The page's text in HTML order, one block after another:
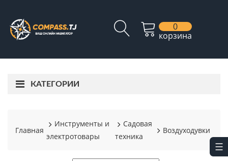
0
корзина
КАТЕГОРИИ
Главная
Инструменты и
электротовары
Садовая
техника
Воздуходувки